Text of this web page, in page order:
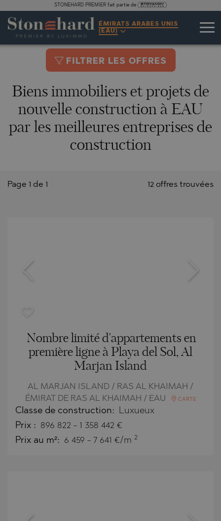
STONEHARD PREMIER fait partie de
ÉMIRATS ARABES UNIS
(EAU)
FILTRER LES OFFRES
Biens immobiliers et projets de
nouvelle construction à EAU
par les meilleures entreprises de
construction
12 offres trouvées
Page 1 de 1
Nombre limité d'appartements en
première ligne à Playa del Sol, Al
Marjan Island
AL MARJAN ISLAND / RAS AL KHAIMAH /
ÉMIRAT DE RAS AL KHAIMAH / EAU
CARTE
Classe de construction: Luxueux
Prix : 896 822 - 1 358 442 €
Prix au m²: 6 459 - 7 641 €/m 2